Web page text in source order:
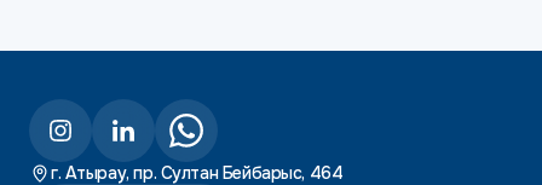
г. Атырау, пр. Султан Бейбарыс, 464